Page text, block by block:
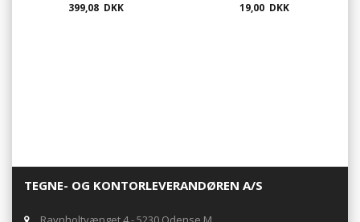
399,08 DKK
50gram (90 stk.), Hvid
19,00 DKK
TEGNE- OG KONTORLEVERANDØREN A/S